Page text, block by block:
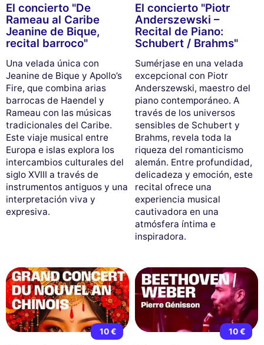
El concierto "De
Rameau al Caribe
Jeanine de Bique,
recital barroco"
Una velada única con
Jeanine de Bique y Apollo’s
Fire, que combina arias
barrocas de Haendel y
Rameau con las músicas
tradicionales del Caribe.
Este viaje musical entre
Europa e islas explora los
intercambios culturales del
siglo XVIII a través de
instrumentos antiguos y una
interpretación viva y
expresiva.
El concierto "Piotr
Anderszewski –
Recital de Piano:
Schubert / Brahms"
Sumérjase en una velada
excepcional con Piotr
Anderszewski, maestro del
piano contemporáneo. A
través de los universos
sensibles de Schubert y
Brahms, revela toda la
riqueza del romanticismo
alemán. Entre profundidad,
delicadeza y emoción, este
recital ofrece una
experiencia musical
cautivadora en una
atmósfera íntima e
inspiradora.
10 € 10 €